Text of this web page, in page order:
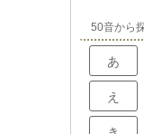
50音から
あ
え